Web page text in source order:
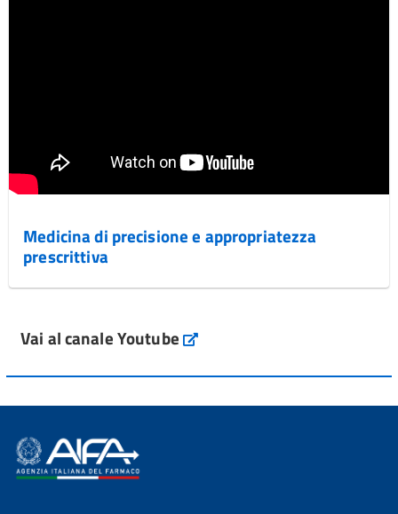
Medicina di precisione e appropriatezza
prescrittiva
Vai al canale Youtube